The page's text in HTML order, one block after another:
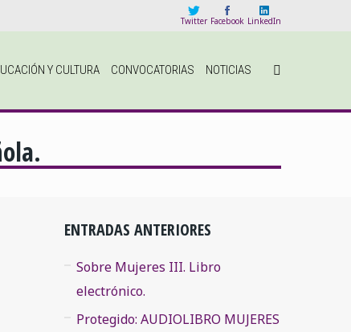
Twitter Facebook LinkedIn
Y CULTURA CONVOCATORIAS NOTICIAS
ENTRADAS ANTERIORES
Sobre Mujeres III. Libro
electrónico.
Protegido: AUDIOLIBRO MUJERES